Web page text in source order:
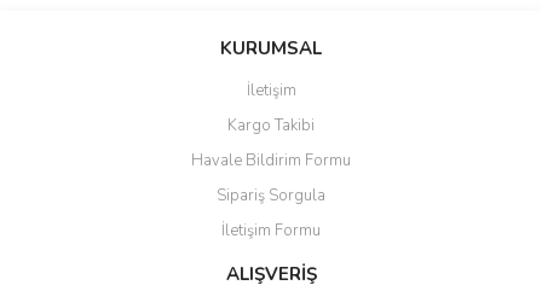
Bu ürüne ilk yorumu siz yapın!
Ürün resmi kalitesiz, bozuk veya görüntülenemiyor.
Ürün açıklamasında eksik bilgiler bulunuyor.
Ürün bilgilerinde hatalar bulunuyor.
Ürün fiyatı diğer sitelerden daha pahalı.
Bu ürüne benzer farklı alternatifler olmalı.
KURUMSAL
İletişim
Kargo Takibi
Havale Bildirim Formu
Sipariş Sorgula
İletişim Formu
ALIŞVERİŞ